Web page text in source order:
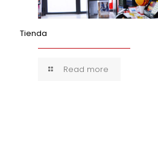
Tienda
Read more